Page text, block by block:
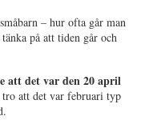
– hur ofta går man
på att tiden går och
att det var den 20 april
att det var februari typ